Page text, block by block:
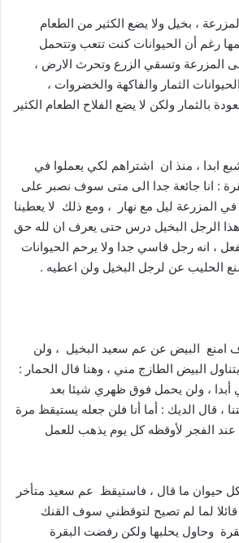
، بخيل ولا يضع الكثير من الطعام
رغم أن الحيوانات كنت تتعب وتتحمل
المزرعة وتسقي الزرع وتحرث الارض ،
الثمار والفاكهة والخضروات ،
بالثمار ولكن لا يضع الفلاح الطعام الكثير
ابدا ، منذ ان اشتراهم لكي يعملوا في
: انا جائعة جدا الى متى سوف نصبر على
المزرعة ليل مع نهار ، ومع ذلك لا يعطينا
هذا الرجل البخيل درس حتى يعرف ان لله حق
، انه رجل قاسي جدا ولا يرحم الحيوانات
الحليب عن لرجل البخيل ولن اعطيه .
امنع البيض عن عم سعيد البخيل ، ولن
البيض الطازج مني ، وهنا قال الحمار :
أبدا ، ولن يحمل فوق ظهري شيئا بعد
، قال الديك : أما أنا فلن جعله يستيقظ مرة
الفجر لأوقظه كل يوم يذهب للعمل
حيوان ما قال ، فاستيقظ عم سعيد متأخر
لما لم تصيح لتوقظني سوف القنك
وحاول يحلبها ولكن رفضت البقرة